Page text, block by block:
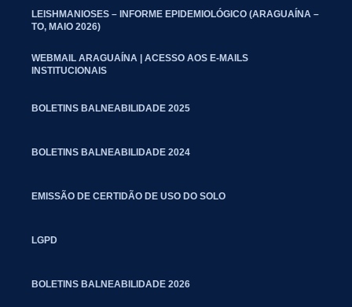
LEISHMANIOSES – INFORME EPIDEMIOLÓGICO (ARAGUAÍNA –
TO, MAIO 2026)
WEBMAIL ARAGUAÍNA | ACESSO AOS E-MAILS
INSTITUCIONAIS
BOLETINS BALNEABILIDADE 2025
BOLETINS BALNEABILIDADE 2024
EMISSÃO DE CERTIDÃO DE USO DO SOLO
LGPD
BOLETINS BALNEABILIDADE 2026